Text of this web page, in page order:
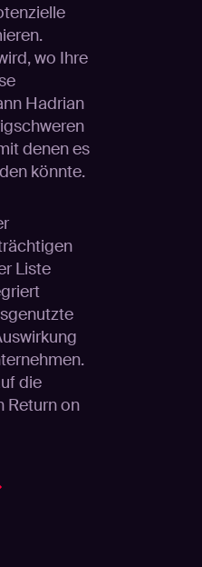
wo Ihre
Hadrian
denen es
könnte.
Liste
die
Return on